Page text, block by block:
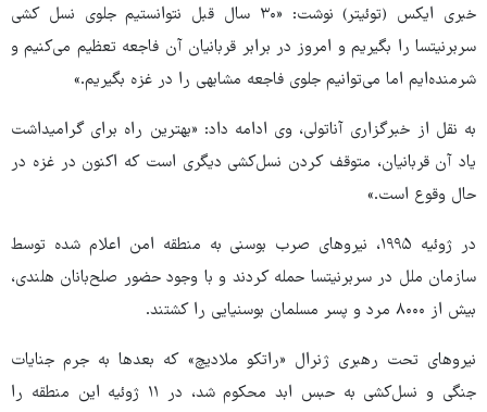
خبری ایکس (توئیتر) نوشت: «۳۰ سال قبل نتوانستیم جلوی نسل کشی
سربرنیتسا را بگیریم و امروز در برابر قربانیان آن فاجعه تعظیم می‌کنیم و
شرمنده‌ایم اما می‌توانیم جلوی فاجعه مشابهی را در غزه بگیریم.»
به نقل از خبرگزاری آناتولی، وی ادامه داد: «بهترین راه برای گرامیداشت
یاد آن قربانیان، متوقف کردن نسل‌کشی دیگری است که اکنون در غزه در
حال وقوع است.»
در ژوئیه ۱۹۹۵، نیروهای صرب بوسنی به منطقه امن اعلام شده توسط
سازمان ملل در سربرنیتسا حمله کردند و با وجود حضور صلح‌بانان هلندی،
بیش از ۸۰۰۰ مرد و پسر مسلمان بوسنیایی را کشتند.
نیروهای تحت رهبری ژنرال «راتکو ملادیچ» که بعدها به جرم جنایات
جنگی و نسل‌کشی به حبس ابد محکوم شد، در ۱۱ ژوئیه این منطقه را